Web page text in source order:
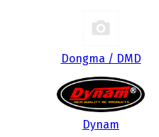
Dongma / DMD
Dynam